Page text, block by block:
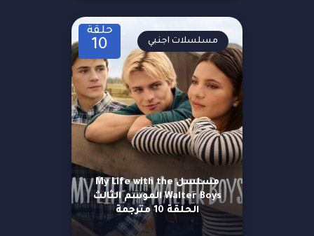
حلقة
10
مسلسل My Life with the
Walter Boys الموسم الثالث
الحلقة 10 مترجمة
مسلسلات اجنبي